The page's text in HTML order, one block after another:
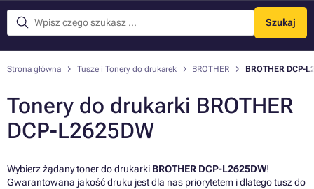
Szukaj
Menu
Strona główna Tusze i Tonery do drukarek BROTHER BROTHER DCP-
Tonery do drukarki BROTHER
DCP-L2625DW
Wybierz żądany toner do drukarki BROTHER DCP-L2625DW!
Gwarantowana jakość druku jest dla nas priorytetem i dlatego tusz do